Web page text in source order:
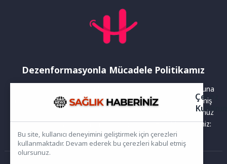
Dezenformasyonla Mücadele Politikamız
Yayınlanan haberler doğruluk ilkesi gözetilerek hazırlanır. Buna
rağmen bazı içeriklerde eksik, hatalı veya güncelliğini yitirmiş
bilgiler bulunabilir.Yanlış veya yanıltıcı olduğunu düşündüğünüz
haberleri aşağıdaki iletişim kanallarından bize bildirebilirsiniz:
Çerez
Bu site, kullanıcı deneyimini geliştirmek için çerezleri
kullanmaktadır. Devam ederek bu çerezleri kabul etmiş
olursunuz.